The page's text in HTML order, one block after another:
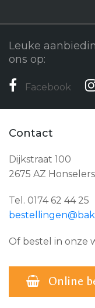
Leuke
ons op:
Facebook
Contact
Dijkstraat 100
2675 AZ
Tel. 0174 62 44 25
Of bestel in onze
Online